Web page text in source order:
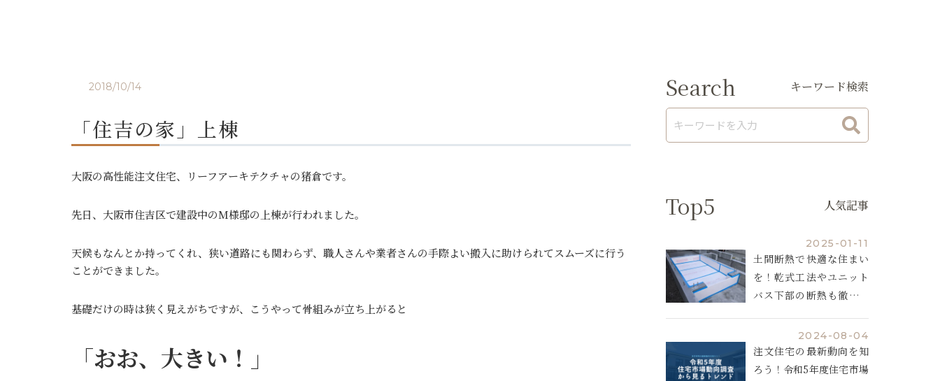
2018/10/14
「住吉の家」上棟
大阪の高性能注文住宅、リーフアーキテクチャの猪倉です。
先日、大阪市住吉区で建設中のM様邸の上棟が行われました。
天候もなんとか持ってくれ、狭い道路にも関わらず、職人さんや業者さんの手際よい搬入に助けられてスムーズに行う
ことができました。
基礎だけの時は狭く見えがちですが、こうやって骨組みが立ち上がると
「おお、大きい！」
Search キーワード検索
Top5 人気記事
2025-01-11
土間断熱で快適な住まい
を！乾式工法やユニット
バス下部の断熱も徹底解
2024-08-04
注文住宅の最新動向を知
ろう！令和5年度住宅市場